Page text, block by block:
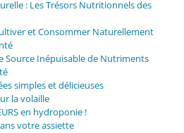
: Les Trésors Nutritionnels des
et Consommer Naturellement
Source Inépuisable de Nutriments
simples et délicieuses
la volaille
en hydroponie !
votre assiette